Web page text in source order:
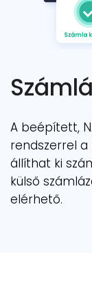
A beépített,
rendszerrel a
állíthat ki
külső
elérhető.